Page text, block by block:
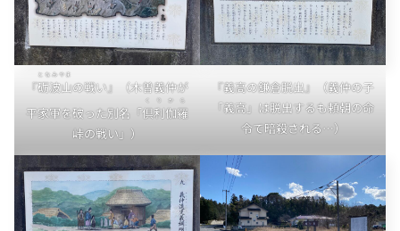
『砺波山
となみやま
の戦い』（木曽義仲が
平家軍を破った別名「倶利伽羅
くりから
峠の戦い」）
『義高の鎌倉脱出』（義仲の子
「義高」は脱出するも頼朝の命
令で暗殺される…）